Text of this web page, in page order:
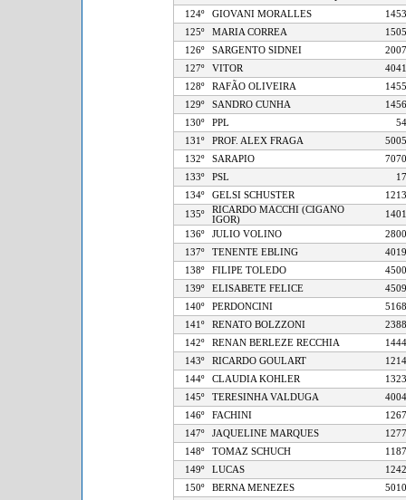
124º
GIOVANI MORALLES
125º
MARIA CORREA
126º
SARGENTO SIDNEI
127º
VITOR
128º
RAFÃO OLIVEIRA
129º
SANDRO CUNHA
130º
PPL
131º
PROF. ALEX FRAGA
132º
SARAPIO
133º
PSL
134º
GELSI SCHUSTER
135º
RICARDO MACCHI (CIGANO
IGOR)
136º
JULIO VOLINO
137º
TENENTE EBLING
138º
FILIPE TOLEDO
139º
ELISABETE FELICE
140º
PERDONCINI
141º
RENATO BOLZZONI
142º
RENAN BERLEZE RECCHIA
143º
RICARDO GOULART
144º
CLAUDIA KOHLER
145º
TERESINHA VALDUGA
146º
FACHINI
147º
JAQUELINE MARQUES
148º
TOMAZ SCHUCH
149º
LUCAS
150º
BERNA MENEZES